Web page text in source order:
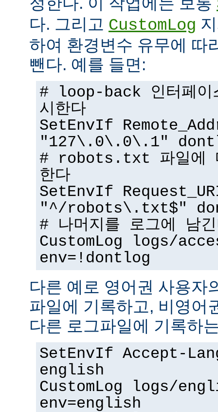
다. 그리고 CustomLog
하여 환경변수 유무에 따
뺀다. 예를 들면:
# loop-back 인터페이
시한다
SetEnvIf
"127\.0\.0\.1"
# robots.txt 파일에
한다
SetEnvIf
"^/robots\.txt$"
# 나머지를 로그에 남
CustomLog logs/
env=!dontlog
다른 예로 영어권 사용자
파일에 기록하고, 비영어
다른 로그파일에 기록하
SetEnvIf Accept-
english
CustomLog logs/
env=english